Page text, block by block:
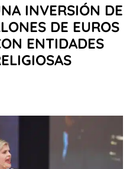
INVERSIÓN DE
DE EUROS
ENTIDADES